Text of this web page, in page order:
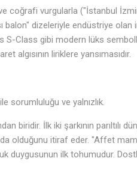
vurgularla ("İstanbul İzmir
dizeleriyle endüstriye olan
S-Class gibi modern lüks
algısının liriklere yansımasıdır.
sorumluluğu ve yalnızlık.
biridir. İlk iki şarkının parıltılı
olduğunu itiraf eder. "Affet
duygusunun ilk tohumudur.